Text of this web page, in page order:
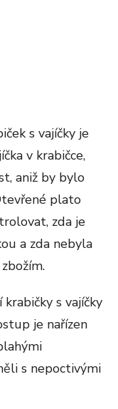
s vajíčky je
v krabičce,
aniž by bylo
plato
zda je
a zda nebyla
s vajíčky
je nařízen
s nepoctivými